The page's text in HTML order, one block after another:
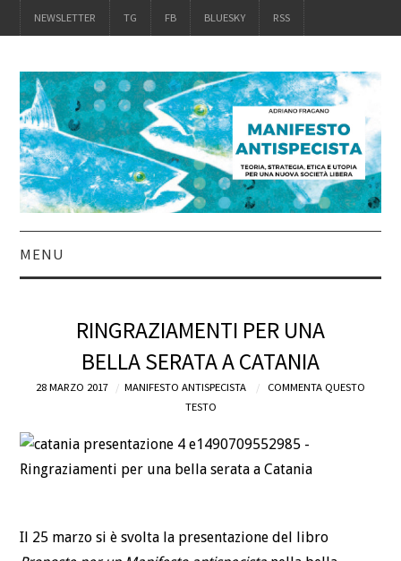
NEWSLETTER TG FB BLUESKY RSS
MENU
IL LIBRO
ACQUISTALO
DEFINIZIONI
CHI
BLOG
RINGRAZIAMENTI PER UNA
BELLA SERATA A CATANIA
28 MARZO 2017 MANIFESTO ANTISPECISTA
COMMENTA QUESTO
TESTO
Il 25 marzo si è svolta la presentazione del libro